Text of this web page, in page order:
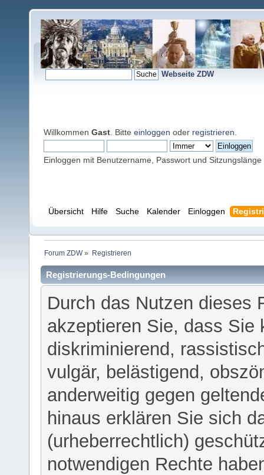
Webseite ZDW
Willkommen Gast . Bitte einloggen oder registrieren
Einloggen mit Benutzername, Passwort und Sitzungslänge
Übersicht Hilfe Suche Kalender Einloggen
Forum ZDW» Registrieren
Registrierungs-Bedingungen
Durch das Nutzen dieses
akzeptieren Sie, dass Sie
diskriminierend,
vulgär, belästigend,
anderweitig gegen
hinaus erklären Sie sich
(urheberrechtlich)
notwendigen Rechte